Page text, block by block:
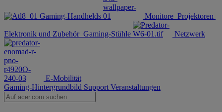
Gaming-Handhelds Monitore Projektoren
Elektronik und Zubehör Gaming-Stühle Netzwerk
E-Mobilität
Gaming-Hintergrundbild Support Veranstaltungen